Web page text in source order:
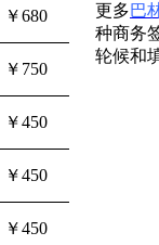
￥680
￥750
￥450
￥450
￥450
更多巴
种商务
轮候和